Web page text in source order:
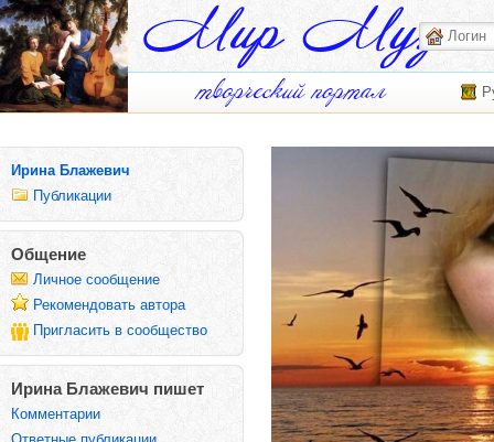
Ирина Блажевич
Публикации
Общение
Личное сообщение
Рекомендовать автора
Пригласить в сообщество
Ирина Блажевич пишет
Комментарии